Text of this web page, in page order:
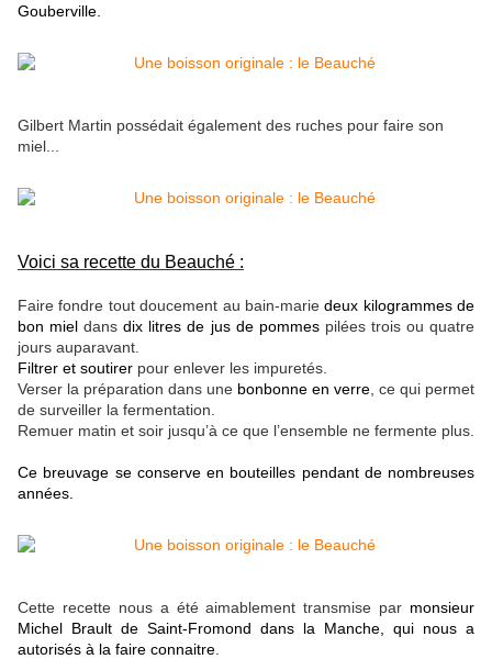
Gouberville.
Gilbert Martin possédait également des ruches pour faire son
miel...
Voici sa recette du Beauché :
Faire fondre tout doucement au bain-mariedeux kilogrammes de
bon miel dansdix litres de jus de pommespilées trois ou quatre
jours auparavant.
Filtrer et soutirer pour enlever les impuretés.
Verser la préparation dans une bonbonne en verre , ce qui permet
de surveiller la fermentation.
Remuer matin et soir jusqu’à ce que l’ensemble ne fermente plus.
Ce breuvage se conserve en bouteilles pendant de nombreuses
années.
Cette recette nous a été aimablement transmise par monsieur
Michel Brault de Saint-Fromond dans la Manche, qui nous a
autorisés à la faire connaitre